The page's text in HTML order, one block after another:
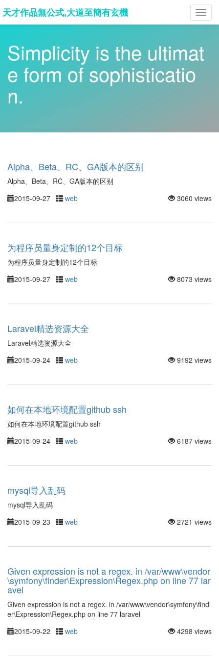
天才作品無公式,大道至簡有玄機
Simplicity is the ultimat
e form of sophisticatio
n.
Alpha、Beta、RC、GA版本的区别
Alpha、Beta、RC、GA版本的区别
2015-09-27
web 3060 views
为程序员量身定制的12个目标
为程序员量身定制的12个目标
2015-09-27
web 8073 views
Laravel精选资源大全
Laravel精选资源大全
2015-09-24
web 9192 views
如何在本地环境配置github ssh
如何在本地环境配置github ssh
2015-09-24
web 6187 views
mysql导入乱码
mysql导入乱码
2015-09-23
web 2721 views
Given expression is not a regex. in /var/www\vendor
\symfony\finder\Expression\Regex.php on line 77 lar
avel
Given expression is not a regex. in /var/www\vendor\symfony\find
er\Expression\Regex.php on line 77 laravel
2015-09-22
web 4298 views